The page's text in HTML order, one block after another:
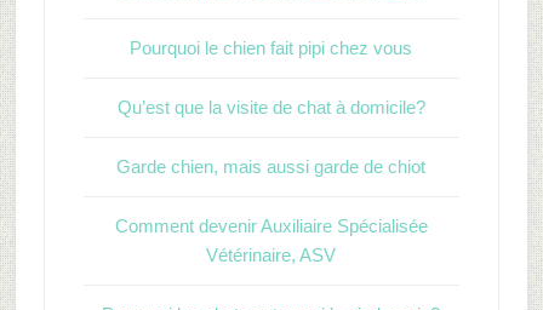
Pourquoi le chien fait pipi chez vous
Qu’est que la visite de chat à domicile?
Garde chien, mais aussi garde de chiot
Comment devenir Auxiliaire Spécialisée
Vétérinaire, ASV